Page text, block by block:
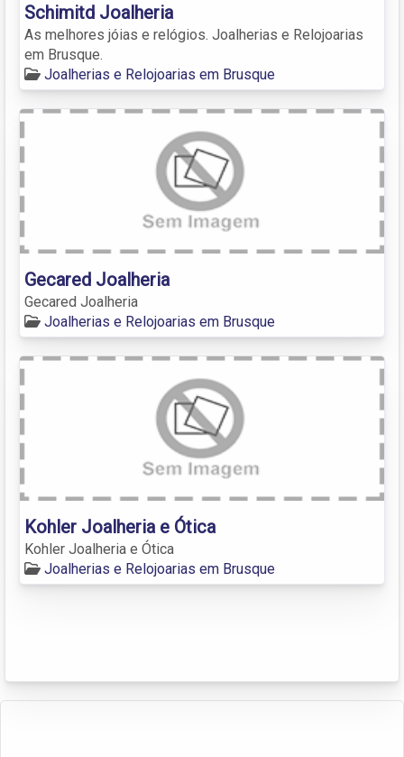
Schimitd Joalheria
As melhores jóias e relógios. Joalherias e Relojoarias
em Brusque.
Joalherias e Relojoarias em Brusque
Gecared Joalheria
Gecared Joalheria
Joalherias e Relojoarias em Brusque
Kohler Joalheria e Ótica
Kohler Joalheria e Ótica
Joalherias e Relojoarias em Brusque